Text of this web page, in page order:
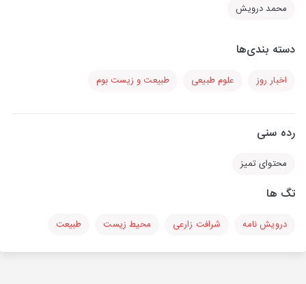
محمد درویش
دسته بندی‌ها
اخبار روز علوم طبیعی طبیعت و زیست بوم
رده سنی
محتوای تمیز
تگ ها
درویش نامه شرافت زارعی محیط زیست طبیعت